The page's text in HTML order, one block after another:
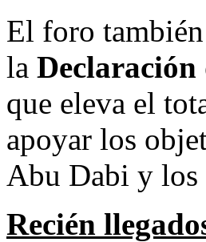
El foro
la Declaración
que eleva el
apoyar los
Abu Dabi y los
Recién